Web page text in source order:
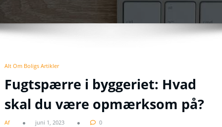
Alt Om Boligs Artikler
Fugtspærre i byggeriet: Hvad
skal du være opmærksom på?
Af juni 1, 2023 0